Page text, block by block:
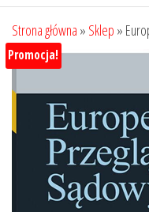
Strona główna » Sklep »
Promocja!